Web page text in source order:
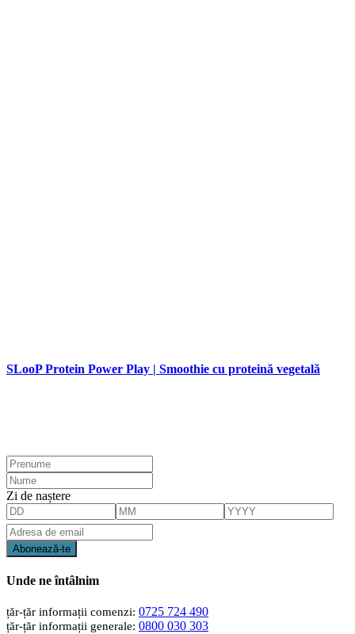
SLooP Protein Power Play | Smoothie cu proteină vegetală
Zi de naștere
Unde ne întâlnim
0725 724 490
0800 030 303